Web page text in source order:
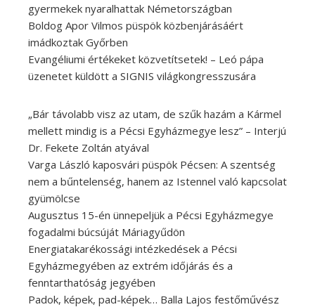
gyermekek nyaralhattak Németországban
Boldog Apor Vilmos püspök közbenjárásáért
imádkoztak Győrben
Evangéliumi értékeket közvetítsetek! – Leó pápa
üzenetet küldött a SIGNIS világkongresszusára
„Bár távolabb visz az utam, de szűk hazám a Kármel
mellett mindig is a Pécsi Egyházmegye lesz” – Interjú
Dr. Fekete Zoltán atyával
Varga László kaposvári püspök Pécsen: A szentség
nem a bűntelenség, hanem az Istennel való kapcsolat
gyümölcse
Augusztus 15-én ünnepeljük a Pécsi Egyházmegye
fogadalmi búcsúját Máriagyűdön
Energiatakarékossági intézkedések a Pécsi
Egyházmegyében az extrém időjárás és a
fenntarthatóság jegyében
Padok, képek, pad-képek… Balla Lajos festőművész